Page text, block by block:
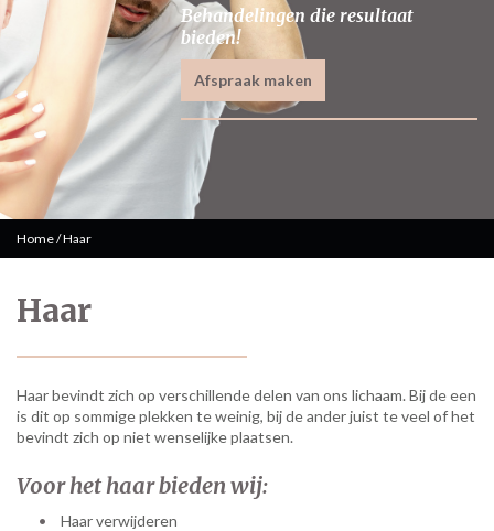
Behandelingen die resultaat
bieden!
Afspraak maken
Home/Haar
Haar
Haar bevindt zich op verschillende delen van ons lichaam. Bij de een
is dit op sommige plekken te weinig, bij de ander juist te veel of het
bevindt zich op niet wenselijke plaatsen.
Voor het haar bieden wij:
Haar verwijderen